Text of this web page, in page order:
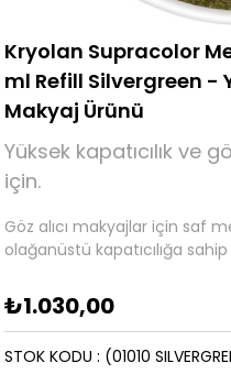
Kryolan Supracolor
ml Refill Silvergreen -
Makyaj Ürünü
Yüksek kapatıcılık ve
için.
Göz alıcı makyajlar için saf
olağanüstü kapatıcılığa
₺1.030,00
(01010
STOK KODU